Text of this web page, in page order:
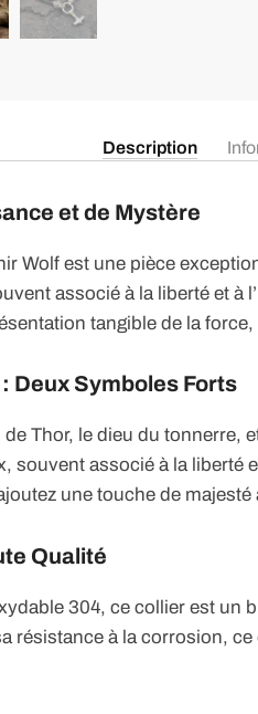
Description
et de Mystère
Wolf est une pièce
associé à la liberté et à
tangible de la
Deux Symboles Forts
Thor, le dieu du tonnerre,
souvent associé à la liberté
une touche de majesté
Qualité
304, ce collier est un
résistance à la corrosion,